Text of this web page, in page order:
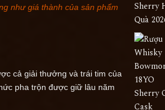
như giá thành của sản phẩm
cả giải thưởng và trái tim của
pha trộn được giữ lâu năm